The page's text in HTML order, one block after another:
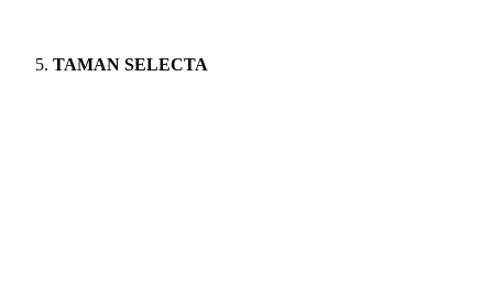
TAMAN SELECTA